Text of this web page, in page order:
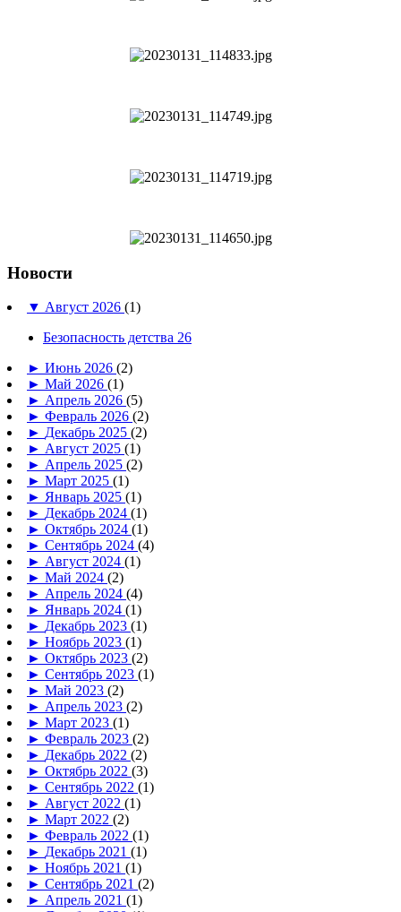
Новости
▼ Август 2026 (1)
Безопасность детства 26
► Июнь 2026 (2)
► Май 2026 (1)
► Апрель 2026 (5)
► Февраль 2026 (2)
► Декабрь 2025 (2)
► Август 2025 (1)
► Апрель 2025 (2)
► Март 2025 (1)
► Январь 2025 (1)
► Декабрь 2024 (1)
► Октябрь 2024 (1)
► Сентябрь 2024 (4)
► Август 2024 (1)
► Май 2024 (2)
► Апрель 2024 (4)
► Январь 2024 (1)
► Декабрь 2023 (1)
► Ноябрь 2023 (1)
► Октябрь 2023 (2)
► Сентябрь 2023 (1)
► Май 2023 (2)
► Апрель 2023 (2)
► Март 2023 (1)
► Февраль 2023 (2)
► Декабрь 2022 (2)
► Октябрь 2022 (3)
► Сентябрь 2022 (1)
► Август 2022 (1)
► Март 2022 (2)
► Февраль 2022 (1)
► Декабрь 2021 (1)
► Ноябрь 2021 (1)
► Сентябрь 2021 (2)
► Апрель 2021 (1)